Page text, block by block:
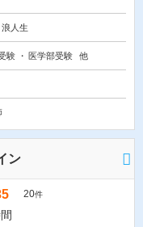
浪人生
験 医学部受験 他
ン
20件